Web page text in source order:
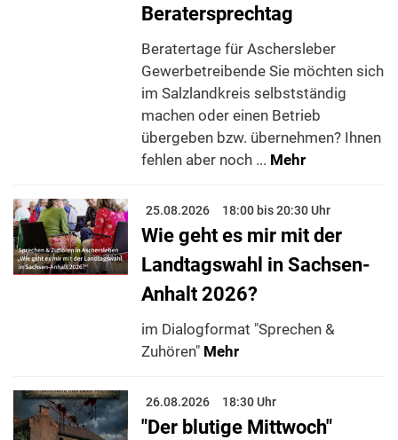
Beratersprechtag
Beratertage für Aschersleber
Gewerbetreibende Sie möchten sich
im Salzlandkreis selbstständig
machen oder einen Betrieb
übergeben bzw. übernehmen? Ihnen
fehlen aber noch ... Mehr
25.08.2026 18:00 bis 20:30 Uhr
Wie geht es mir mit der
Landtagswahl in Sachsen-
Anhalt 2026?
im Dialogformat "Sprechen &
Zuhören" Mehr
26.08.2026 18:30 Uhr
"Der blutige Mittwoch"